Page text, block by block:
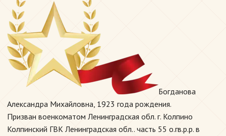
Богданова
Александра Михайловна, 1923 года рождения.
Призван военкоматом Ленинградская обл. г. Колпино
Колпинский ГВК Ленинградская обл.. часть 55 о.гв.р.р. в